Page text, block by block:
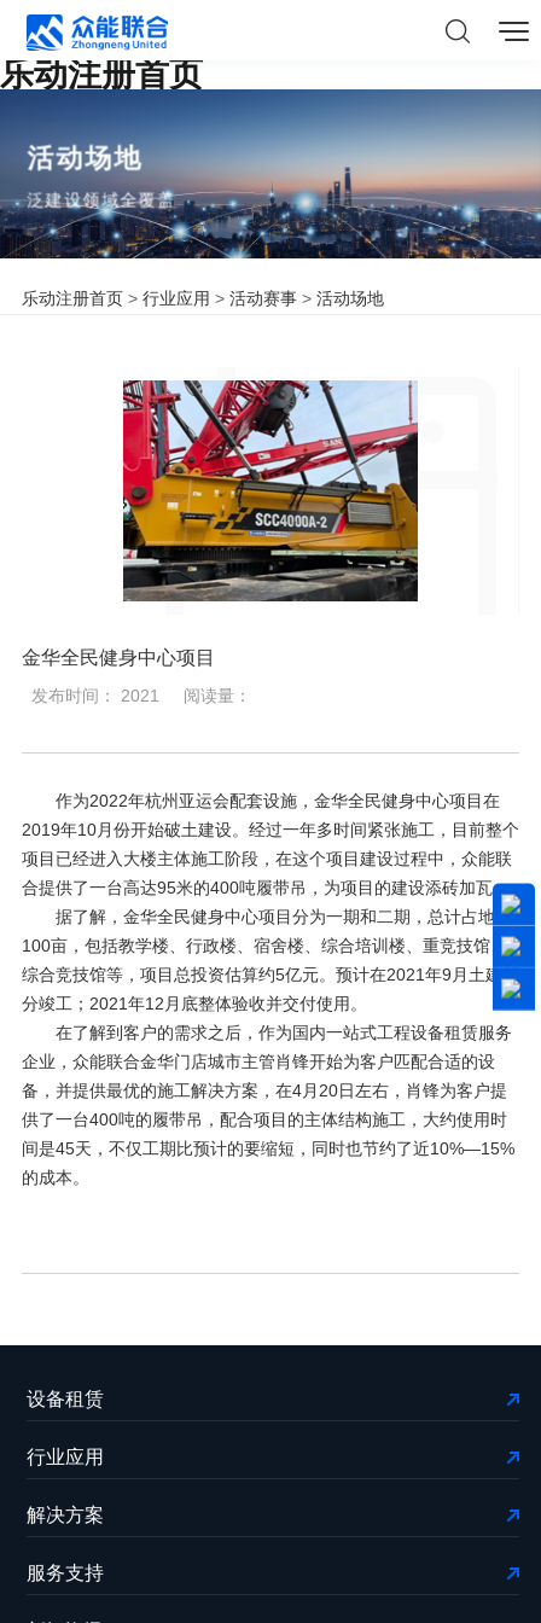
乐动注册首页
活动场地
泛建设领域全覆盖
乐动注册首页> 行业应用 > 活动赛事> 活动场地
金华全民健身中心项目
发布时间： 2021 阅读量：
作为2022年杭州亚运会配套设施，金华全民健身中心项目在
2019年10月份开始破土建设。经过一年多时间紧张施工，目前整个
项目已经进入大楼主体施工阶段，在这个项目建设过程中，众能联
合提供了一台高达95米的400吨履带吊，为项目的建设添砖加瓦。
据了解，金华全民健身中心项目分为一期和二期，总计占地约
100亩，包括教学楼、行政楼、宿舍楼、综合培训楼、重竞技馆、
综合竞技馆等，项目总投资估算约5亿元。预计在2021年9月土建部
分竣工；2021年12月底整体验收并交付使用。
在了解到客户的需求之后，作为国内一站式工程设备租赁服务
企业，众能联合金华门店城市主管肖锋开始为客户匹配合适的设
备，并提供最优的施工解决方案，在4月20日左右，肖锋为客户提
供了一台400吨的履带吊，配合项目的主体结构施工，大约使用时
间是45天，不仅工期比预计的要缩短，同时也节约了近10%—15%
的成本。
设备租赁
行业应用
解决方案
服务支持